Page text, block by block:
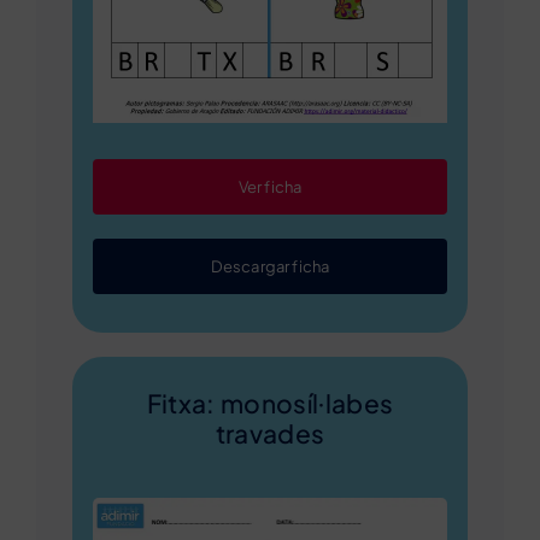
Ver ficha
Descargar ficha
Fitxa: monosíl·labes
travades